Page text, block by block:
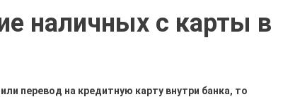
Сбербанка
Сайта
наличных с карты в
перевод на кредитную карту внутри банка, то